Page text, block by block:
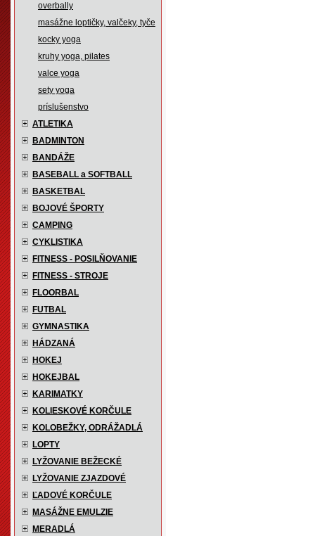
overbally
masážne loptičky, valčeky, tyče
kocky yoga
kruhy yoga, pilates
valce yoga
sety yoga
príslušenstvo
ATLETIKA
BADMINTON
BANDÁŽE
BASEBALL a SOFTBALL
BASKETBAL
BOJOVÉ ŠPORTY
CAMPING
CYKLISTIKA
FITNESS - POSILŇOVANIE
FITNESS - STROJE
FLOORBAL
FUTBAL
GYMNASTIKA
HÁDZANÁ
HOKEJ
HOKEJBAL
KARIMATKY
KOLIESKOVÉ KORČULE
KOLOBEŽKY, ODRÁŽADLÁ
LOPTY
LYŽOVANIE BEŽECKÉ
LYŽOVANIE ZJAZDOVÉ
ĽADOVÉ KORČULE
MASÁŽNE EMULZIE
MERADLÁ